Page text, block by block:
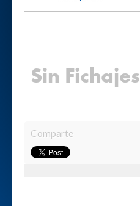
Sin Fichajes
Comparte